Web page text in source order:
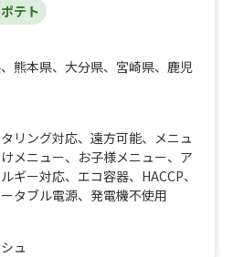
テト
、 熊本県、 大分県、 宮崎県、 鹿児
リング対応、 遠方可能、
メニュ
メニュー、 お子様メニュー、 ア
ギー対応、 エコ容器、 HACCP、
タブル電源、 発電機不使用
ュ